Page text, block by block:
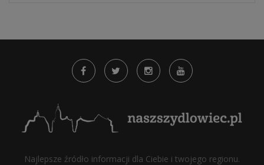
Najlepsze źródło informacji dla Ciebie i twojego regionu.